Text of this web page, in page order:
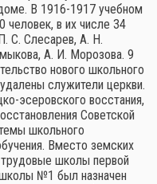
В 1916-1917 учебном
человек, в их числе 34
С. Слесарев, А. Н.
А. И. Морозова. 9
нового школьного
служители церкви.
эсеровского восстания,
Советской
школьного
Вместо земских
школы первой
№1 был назначен